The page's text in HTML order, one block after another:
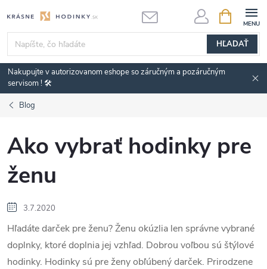
na
obsah
HĽADAŤ
KOŠÍK
Nakupujte v autorizovanom eshope so záručným a pozáručným
servisom ! 🛠️
Blog
Ako vybrať hodinky pre
ženu
3.7.2020
Hľadáte darček pre ženu? Ženu okúzlia len správne vybrané
doplnky, ktoré doplnia jej vzhľad. Dobrou voľbou sú štýlové
hodinky. Hodinky sú pre ženy obľúbený darček. Prirodzene